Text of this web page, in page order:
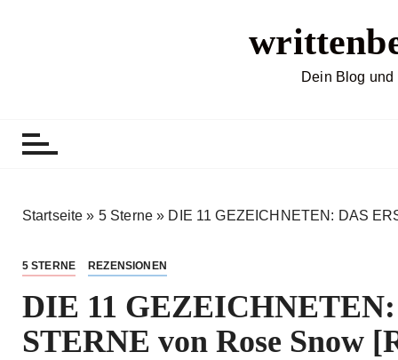
Dein Blog und
Startseite » 5 Sterne» DIE 11 GEZEICHNETEN: DAS
5 STERNE REZENSIONEN
DIE 11
STERNE von Rose Snow